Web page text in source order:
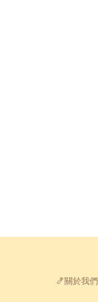
🍤關於我們